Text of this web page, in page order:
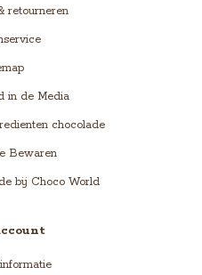
retourneren
in de Media
chocolade
Bewaren
bij Choco World